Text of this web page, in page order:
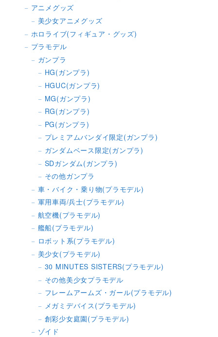
アニメグッズ
美少女アニメグッズ
ホロライブ(フィギュア・グッズ)
プラモデル
ガンプラ
HG(ガンプラ)
HGUC(ガンプラ)
MG(ガンプラ)
RG(ガンプラ)
PG(ガンプラ)
プレミアムバンダイ限定(ガンプラ)
ガンダムベース限定(ガンプラ)
SDガンダム(ガンプラ)
その他ガンプラ
車・バイク・乗り物(プラモデル)
軍用車両/兵士(プラモデル)
航空機(プラモデル)
艦船(プラモデル)
ロボット系(プラモデル)
美少女(プラモデル)
30 MINUTES SISTERS(プラモデル)
その他美少女プラモデル
フレームアームズ・ガール(プラモデル)
メガミデバイス(プラモデル)
創彩少女庭園(プラモデル)
ゾイド